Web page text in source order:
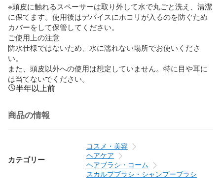
※頭皮に触れるスペーサーは取り外して水で丸ごと洗え、清潔
に保てます。使用後はデバイスにホコリが入るのを防ぐため
カバーをして保管してください。
ご使用上の注意
防水仕様ではないため、水に濡れない場所でお使いくださ
い。
また、頭皮以外への使用は想定していません。特に目や耳に
は当てないでください。
半年以上前
商品の情報
カテゴリー
コスメ・美容
ヘアケア
ヘアブラシ・コーム
スカルプブラシ・シャンプーブラシ